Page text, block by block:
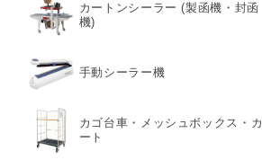
カートンシーラー (製函機・封函
機)
手動シーラー機
カゴ台車・メッシュボックス・カ
ート